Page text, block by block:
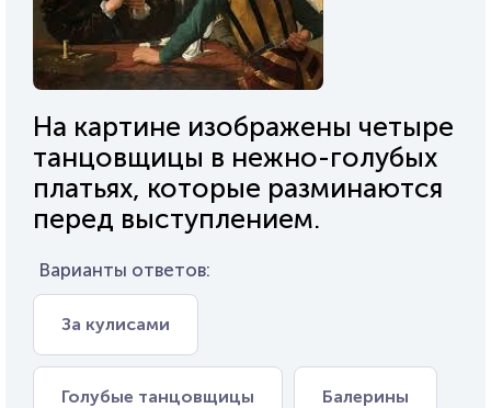
На картине изображены четыре
танцовщицы в нежно-голубых
платьях, которые разминаются
перед выступлением.
Варианты ответов:
За кулисами
Голубые танцовщицы Балерины